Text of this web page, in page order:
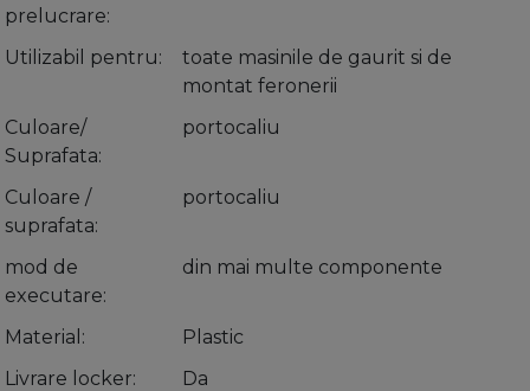
prelucrare
Utilizabil pentru
toate masinile de gaurit si de
montat feronerii
Culoare/
Suprafata
portocaliu
Culoare /
suprafata
portocaliu
mod de
executare
din mai multe componente
Material
Plastic
Livrare locker
Da